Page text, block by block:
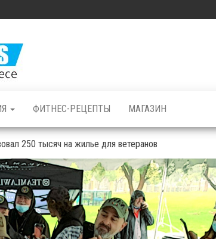
и фитнесе
ФИТНЕС-РЕЦЕПТЫ МАГАЗИН
250 тысяч на жилье для ветеранов